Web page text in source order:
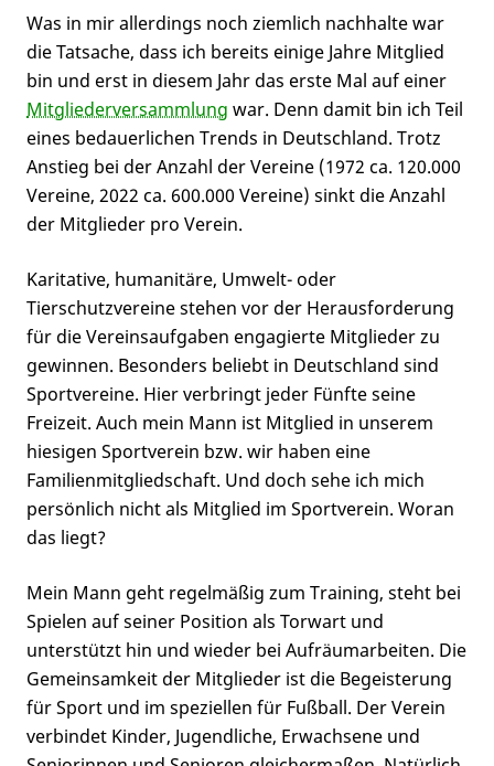
Was in mir allerdings noch ziemlich nachhalte war
die Tatsache, dass ich bereits einige Jahre Mitglied
bin und erst in diesem Jahr das erste Mal auf einer
Mitgliederversammlung war. Denn damit bin ich Teil
eines bedauerlichen Trends in Deutschland. Trotz
Anstieg bei der Anzahl der Vereine (1972 ca. 120.000
Vereine, 2022 ca. 600.000 Vereine) sinkt die Anzahl
der Mitglieder pro Verein.
Karitative, humanitäre, Umwelt- oder
Tierschutzvereine stehen vor der Herausforderung
für die Vereinsaufgaben engagierte Mitglieder zu
gewinnen. Besonders beliebt in Deutschland sind
Sportvereine. Hier verbringt jeder Fünfte seine
Freizeit. Auch mein Mann ist Mitglied in unserem
hiesigen Sportverein bzw. wir haben eine
Familienmitgliedschaft. Und doch sehe ich mich
persönlich nicht als Mitglied im Sportverein. Woran
das liegt?
Mein Mann geht regelmäßig zum Training, steht bei
Spielen auf seiner Position als Torwart und
unterstützt hin und wieder bei Aufräumarbeiten. Die
Gemeinsamkeit der Mitglieder ist die Begeisterung
für Sport und im speziellen für Fußball. Der Verein
verbindet Kinder, Jugendliche, Erwachsene und